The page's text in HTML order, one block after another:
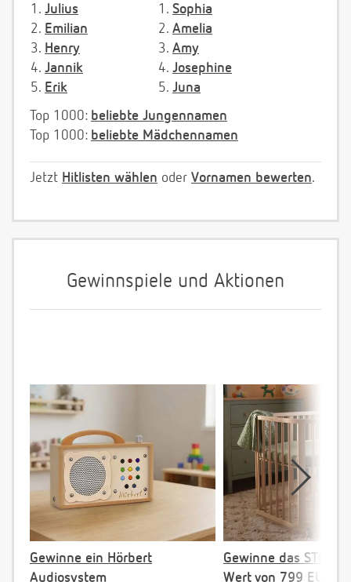
1. Julius
2. Emilian
3. Henry
4. Jannik
5. Erik
1. Sophia
2. Amelia
3. Amy
4. Josephine
5. Juna
Top 1000: beliebte Jungennamen
Top 1000: beliebte Mädchennamen
Jetzt Hitlisten wählen oder Vornamen bewerten.
Gewinnspiele und Aktionen
Gewinne ein Hörbert
Audiosystem
Gewinne das
Wert von 799 EUR